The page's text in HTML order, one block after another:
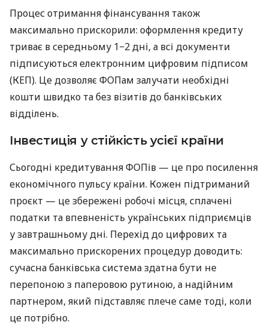
Процес отримання фінансування також
максимально прискорили: оформлення кредиту
триває в середньому 1−2 дні, а всі документи
підписуються електронним цифровим підписом
(КЕП). Це дозволяє ФОПам залучати необхідні
кошти швидко та без візитів до банківських
відділень.
Інвестиція у стійкість усієї країни
Сьогодні кредитування ФОПів — це про посилення
економічного пульсу країни. Кожен підтриманий
проєкт — це збережені робочі місця, сплачені
податки та впевненість українських підприємців
у завтрашньому дні. Перехід до цифрових та
максимально прискорених процедур доводить:
сучасна банківська система здатна бути не
перепоною з паперовою рутиною, а надійним
партнером, який підставляє плече саме тоді, коли
це потрібно.